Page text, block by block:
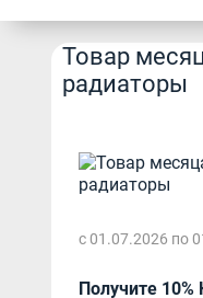
Товар
радиаторы
с 01.07.2026 по
Получите